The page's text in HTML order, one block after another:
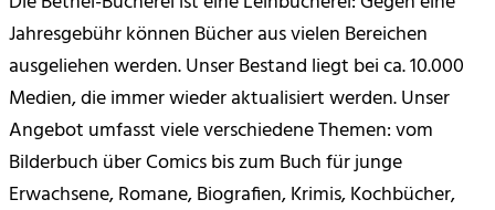
Jahresgebühr können Bücher aus vielen Bereichen
ausgeliehen werden. Unser Bestand liegt bei ca. 10.000
Medien, die immer wieder aktualisiert werden. Unser
Angebot umfasst viele verschiedene Themen: vom
Bilderbuch über Comics bis zum Buch für junge
Erwachsene, Romane, Biografien, Krimis, Kochbücher,